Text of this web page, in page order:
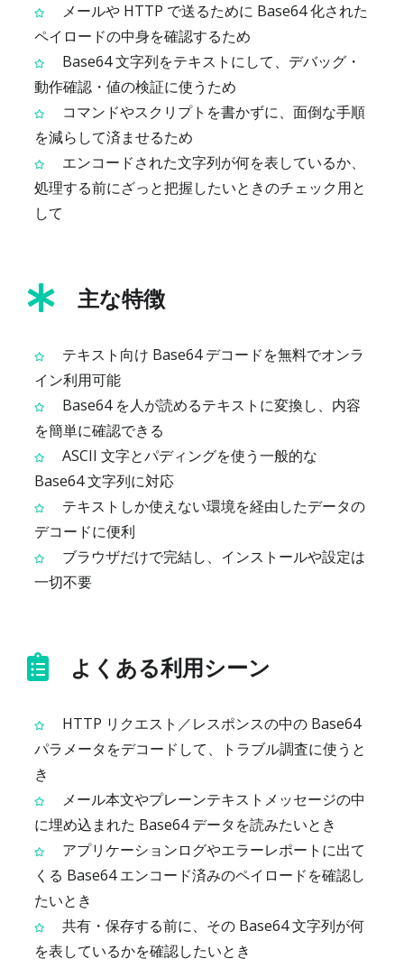
メールや HTTP で送るために Base64 化された
ペイロードの中身を確認するため
Base64 文字列をテキストにして、デバッグ・
動作確認・値の検証に使うため
コマンドやスクリプトを書かずに、面倒な手順
を減らして済ませるため
エンコードされた文字列が何を表しているか、
処理する前にざっと把握したいときのチェック用と
して
主な特徴
テキスト向け Base64 デコードを無料でオンラ
イン利用可能
Base64 を人が読めるテキストに変換し、内容
を簡単に確認できる
ASCII 文字とパディングを使う一般的な
Base64 文字列に対応
テキストしか使えない環境を経由したデータの
デコードに便利
ブラウザだけで完結し、インストールや設定は
一切不要
よくある利用シーン
HTTP リクエスト／レスポンスの中の Base64
パラメータをデコードして、トラブル調査に使うと
き
メール本文やプレーンテキストメッセージの中
に埋め込まれた Base64 データを読みたいとき
アプリケーションログやエラーレポートに出て
くる Base64 エンコード済みのペイロードを確認し
たいとき
共有・保存する前に、その Base64 文字列が何
を表しているかを確認したいとき